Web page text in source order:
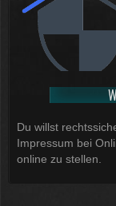
Du willst
Impressum bei
online zu stellen.